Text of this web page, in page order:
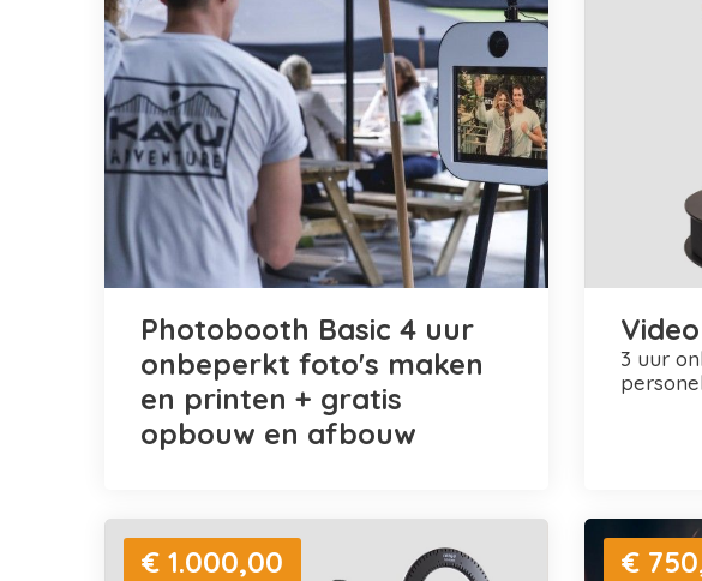
Photobooth Basic 4 uur
onbeperkt foto's maken
en printen + gratis
opbouw en afbouw
3 uur onbeperkt video's maken +
€ 1.000,00 €